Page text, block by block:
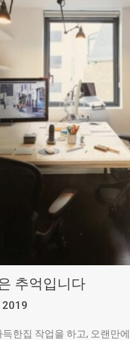
추억입니다
2019
한집 작업을 하고, 오랜만